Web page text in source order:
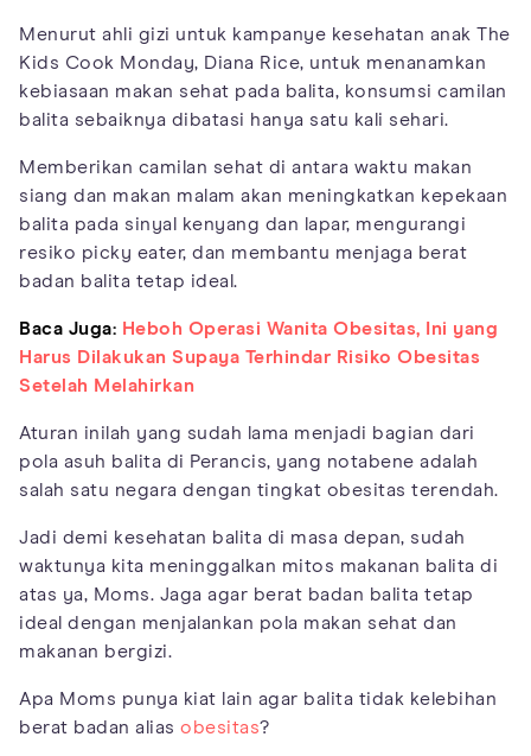
Menurut ahli gizi untuk kampanye kesehatan anak The
Kids Cook Monday, Diana Rice, untuk menanamkan
kebiasaan makan sehat pada balita, konsumsi camilan
balita sebaiknya dibatasi hanya satu kali sehari.
Memberikan camilan sehat di antara waktu makan
siang dan makan malam akan meningkatkan kepekaan
balita pada sinyal kenyang dan lapar, mengurangi
resiko picky eater, dan membantu menjaga berat
badan balita tetap ideal.
Baca Juga: Heboh Operasi Wanita Obesitas, Ini yang
Harus Dilakukan Supaya Terhindar Risiko Obesitas
Setelah Melahirkan
Aturan inilah yang sudah lama menjadi bagian dari
pola asuh balita di Perancis, yang notabene adalah
salah satu negara dengan tingkat obesitas terendah.
Jadi demi kesehatan balita di masa depan, sudah
waktunya kita meninggalkan mitos makanan balita di
atas ya, Moms. Jaga agar berat badan balita tetap
ideal dengan menjalankan pola makan sehat dan
makanan bergizi.
Apa Moms punya kiat lain agar balita tidak kelebihan
berat badan alias obesitas?